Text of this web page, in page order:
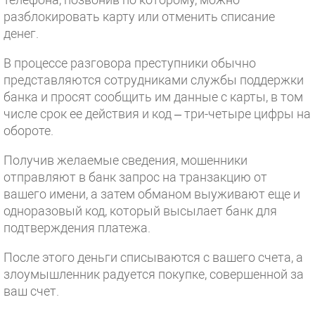
разблокировать карту или отменить списание
денег.
В процессе разговора преступники обычно
представляются сотрудниками службы поддержки
банка и просят сообщить им данные с карты, в том
числе срок ее действия и код – три-четыре цифры на
обороте.
Получив желаемые сведения, мошенники
отправляют в банк запрос на транзакцию от
вашего имени, а затем обманом выуживают еще и
одноразовый код, который высылает банк для
подтверждения платежа.
После этого деньги списываются с вашего счета, а
злоумышленник радуется покупке, совершенной за
ваш счет.